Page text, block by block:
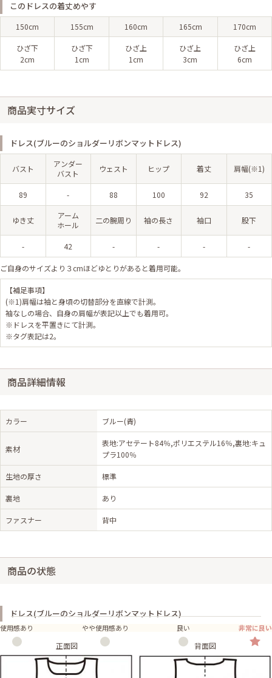
このドレスの着丈めやす
150cm 155cm 160cm 165cm 170cm
ひざ下
2cm
ひざ下
1cm
ひざ上
1cm
ひざ上
3cm
ひざ上
6cm
商品実寸サイズ
ドレス(ブルーのショルダーリボンマットドレス)
バスト
アンダー
バスト
ウェスト ヒップ 着丈 肩幅(※1)
89 - 88 100 92 35
ゆき丈
アーム
ホール
二の腕周り 袖の長さ 袖口 股下
- 42 - - - -
ご自身のサイズより３cmほどゆとりがあると着用可能。
【補足事項】
(※1)肩幅は袖と身頃の切替部分を直線で計測。
袖なしの場合、自身の肩幅が表記以上でも着用可。
※ドレスを平置きにて計測。
※タグ表記は2。
商品詳細情報
カラー ブルー(青)
素材
表地:アセテート84％,ポリエステル16％,裏地:キュ
プラ100％
生地の厚さ 標準
裏地 あり
ファスナー 背中
商品の状態
ドレス(ブルーのショルダーリボンマットドレス)
使用感あり やや使用感あり 良い 非常に良い
正面図 背面図